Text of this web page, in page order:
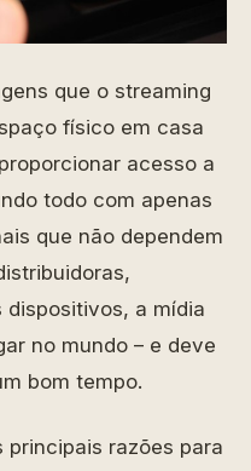
que o streaming
físico em casa
acesso a
todo com apenas
que não dependem
dispositivos, a mídia
no mundo – e deve
bom tempo.
principais razões para